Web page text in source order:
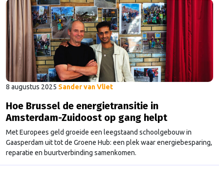
8 augustus 2025 Sander van Vliet
Hoe Brussel de energietransitie in
Amsterdam-Zuidoost op gang helpt
Met Europees geld groeide een leegstaand schoolgebouw in
Gaasperdam uit tot de Groene Hub: een plek waar energiebesparing,
reparatie en buurtverbinding samenkomen.